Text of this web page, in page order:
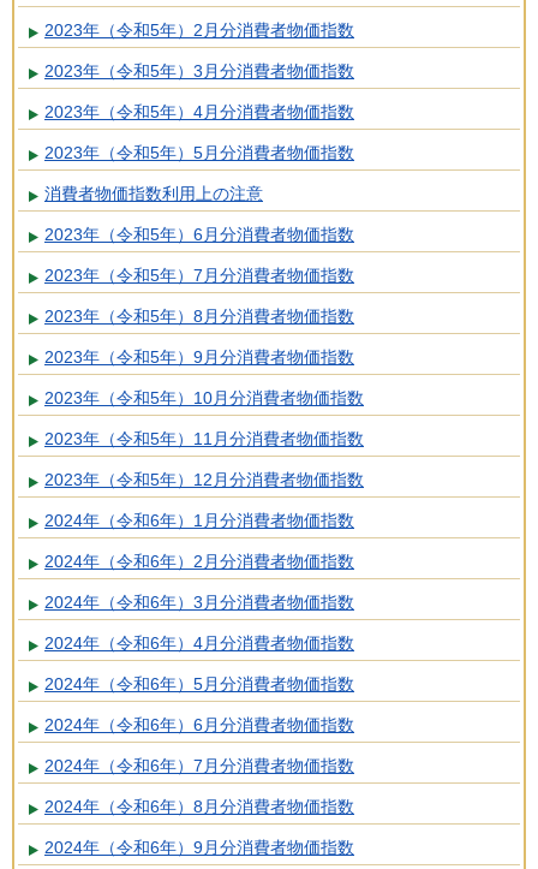
2023年（令和5年）2月分消費者物価指数
2023年（令和5年）3月分消費者物価指数
2023年（令和5年）4月分消費者物価指数
2023年（令和5年）5月分消費者物価指数
消費者物価指数利用上の注意
2023年（令和5年）6月分消費者物価指数
2023年（令和5年）7月分消費者物価指数
2023年（令和5年）8月分消費者物価指数
2023年（令和5年）9月分消費者物価指数
2023年（令和5年）10月分消費者物価指数
2023年（令和5年）11月分消費者物価指数
2023年（令和5年）12月分消費者物価指数
2024年（令和6年）1月分消費者物価指数
2024年（令和6年）2月分消費者物価指数
2024年（令和6年）3月分消費者物価指数
2024年（令和6年）4月分消費者物価指数
2024年（令和6年）5月分消費者物価指数
2024年（令和6年）6月分消費者物価指数
2024年（令和6年）7月分消費者物価指数
2024年（令和6年）8月分消費者物価指数
2024年（令和6年）9月分消費者物価指数